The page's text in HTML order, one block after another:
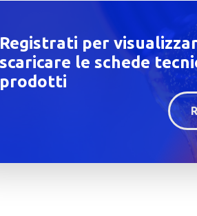
Registrati per
scaricare le schede
prodotti